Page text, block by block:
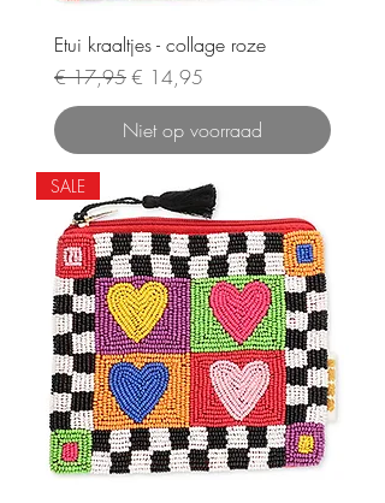
Etui kraaltjes - collage roze
Normale prijs
€ 17,95Verkoopprijs
€ 14,95
Niet op voorraad
SALE